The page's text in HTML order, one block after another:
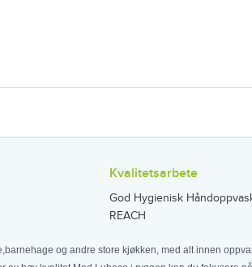
Kvalitetsarbete
God Hygienisk
REACH
og andre store kjøkken, med alt innen